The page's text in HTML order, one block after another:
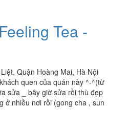
Tea -
Quận Hoàng Mai, Hà Nội